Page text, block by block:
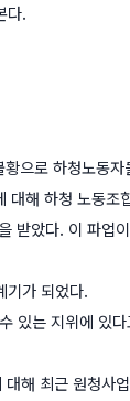
다.
으로 하청노동
해 하청 노동조
받았다. 이 파업
기가 되었다.
있는 지위에 있
해 최근 원청사